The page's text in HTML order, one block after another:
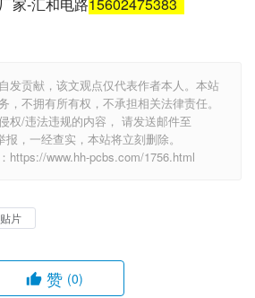
发贡献，该文观点仅代表作者本人。本站
，不拥有所有权，不承担相关法律责任。
权/违法违规的内容， 请发送邮件至
，一经查实，本站将立刻删除。
https://www.hh-pcbs.com/1756.html
贴片
赞 (0)